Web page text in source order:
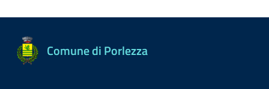
Comune di Porlezza